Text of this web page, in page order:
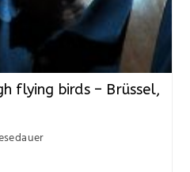
flying birds – Brüssel,